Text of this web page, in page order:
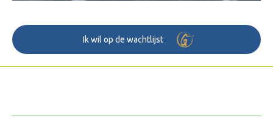
Ik wil op de wachtlijst